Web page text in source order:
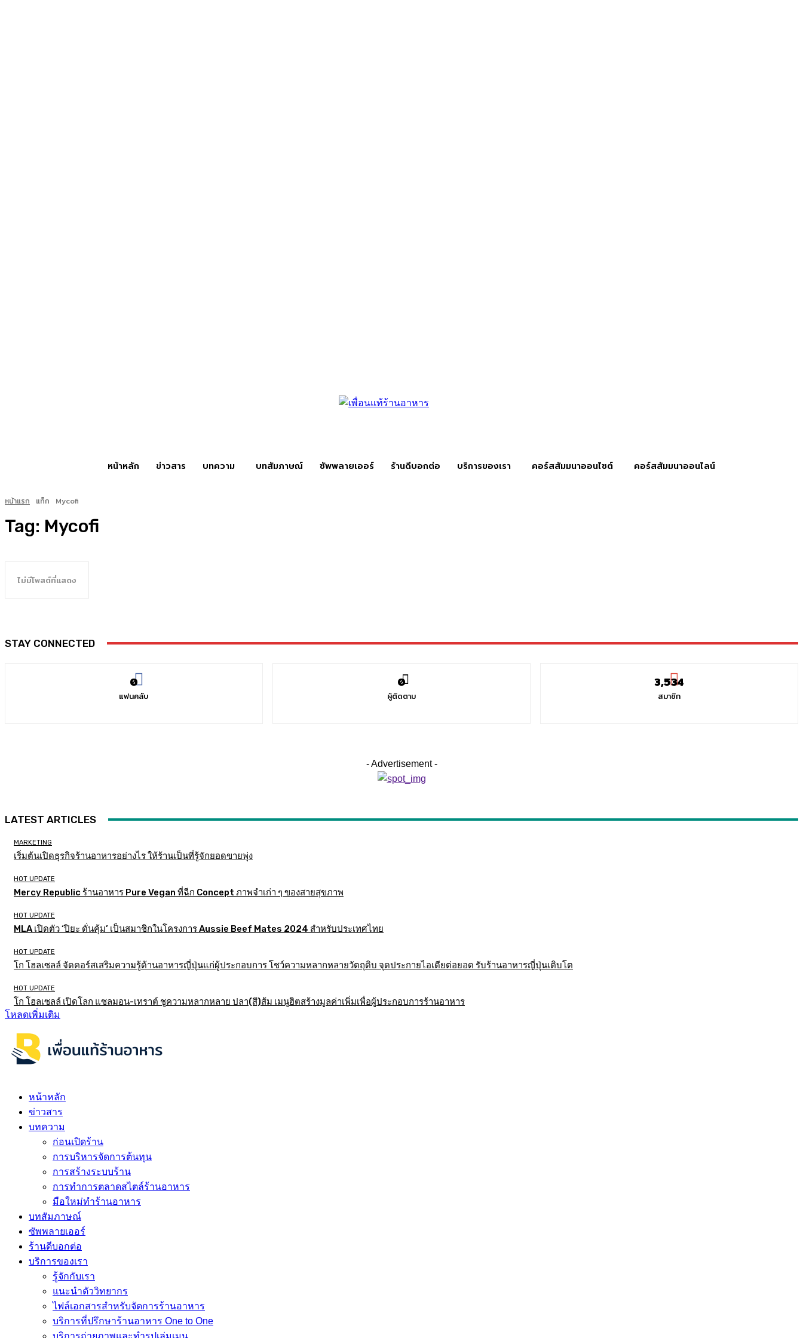
หน้าหลัก ข่าวสาร บทความ บทสัมภาษณ์ ซัพพลายเออร์ ร้านดีบอกต่อ บริการของเรา คอร์สสัมมนาออนไซต์ คอร์สสัมมนาออนไลน์
หน้าแรก แท็ก Mycofi
Tag: Mycofi
ไม่มีโพสต์ที่แสดง
STAY CONNECTED
0
แฟนคลับ
0
ผู้ติดตาม
3,534
สมาชิก
- Advertisement -
LATEST ARTICLES
MARKETING
เริ่มต้นเปิดธุรกิจร้านอาหารอย่างไร ให้ร้านเป็นที่รู้จักยอดขายพุ่ง
HOT UPDATE
Mercy Republic ร้านอาหาร Pure Vegan ที่ฉีก Concept ภาพจำเก่า ๆ ของสายสุขภาพ
HOT UPDATE
MLA เปิดตัว ‘ปิยะ ดั่นคุ้ม’ เป็นสมาชิกในโครงการ Aussie Beef Mates 2024 สำหรับประเทศไทย
HOT UPDATE
โก โฮลเซลล์ จัดคอร์สเสริมความรู้ด้านอาหารญี่ปุ่นแก่ผู้ประกอบการ โชว์ความหลากหลายวัตถุดิบ จุดประกายไอเดียต่อยอด รับร้านอาหารญี่ปุ่นเติบโต
HOT UPDATE
โก โฮลเซลล์ เปิดโลก แซลมอน-เทราต์ ชูความหลากหลาย ปลา(สี)ส้ม เมนูฮิตสร้างมูลค่าเพิ่มเพื่อผู้ประกอบการร้านอาหาร
โหลดเพิ่มเติม
หน้าหลัก
ข่าวสาร
บทความ
ก่อนเปิดร้าน
การบริหารจัดการต้นทุน
การสร้างระบบร้าน
การทำการตลาดสไตล์ร้านอาหาร
มือใหม่ทำร้านอาหาร
บทสัมภาษณ์
ซัพพลายเออร์
ร้านดีบอกต่อ
บริการของเรา
รู้จักกับเรา
แนะนำตัววิทยากร
ไฟล์เอกสารสำหรับจัดการร้านอาหาร
บริการที่ปรึกษาร้านอาหาร One to One
บริการถ่ายภาพและทำรูปเล่มเมนู